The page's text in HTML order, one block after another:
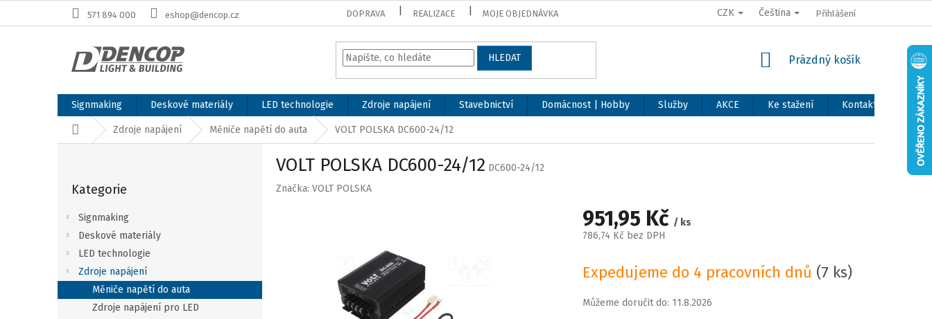
571 894 000 eshop@dencop.cz DOPRAVA REALIZACE MOJE OBJEDNÁVKA CZK Čeština Přihlášení
HLEDAT
NÁKUPNÍ
Prázdný košík
Signmaking Deskové materiály LED technologie Zdroje napájení Stavebnictví Domácnost | Hobby Služby AKCE Ke stažení Kontakty
Domů Zdroje napájení Měniče napětí do auta VOLT POLSKA DC600-24/12
a
kategorie
Kategorie
Signmaking
Deskové materiály
LED technologie
Zdroje napájení
Měniče napětí do auta
Zdroje napájení pro LED
VOLT POLSKA DC600-24/12 DC600-24/12
Značka: VOLT POLSKA
951,95 Kč / ks
786,74 Kč bez DPH
cena:
Expedujeme do 4 pracovních dnů (7 ks)
Můžeme doručit do: 11.8.2026